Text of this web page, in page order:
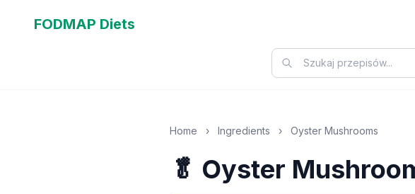
FODMAP Diets
Home › Ingredients › Oyster Mushrooms
🥬 Oyster